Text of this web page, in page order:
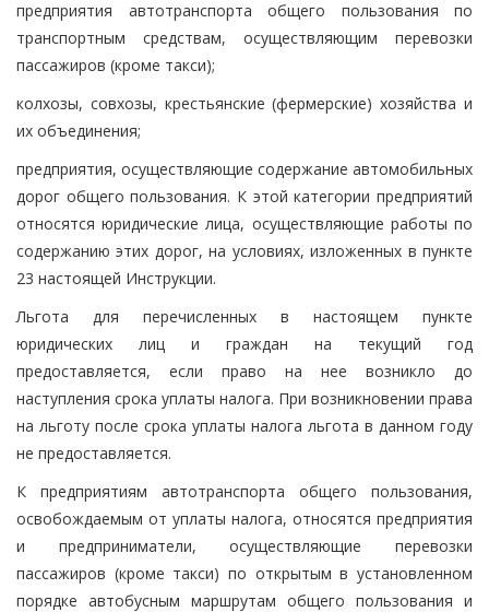
предприятия автотранспорта общего пользования по
транспортным средствам, осуществляющим перевозки
пассажиров (кроме такси);
колхозы, совхозы, крестьянские (фермерские) хозяйства и
их объединения;
предприятия, осуществляющие содержание автомобильных
дорог общего пользования. К этой категории предприятий
относятся юридические лица, осуществляющие работы по
содержанию этих дорог, на условиях, изложенных в пункте
23 настоящей Инструкции.
Льгота для перечисленных в настоящем пункте
юридических лиц и граждан на текущий год
предоставляется, если право на нее возникло до
наступления срока уплаты налога. При возникновении права
на льготу после срока уплаты налога льгота в данном году
не предоставляется.
К предприятиям автотранспорта общего пользования,
освобождаемым от уплаты налога, относятся предприятия
и предприниматели, осуществляющие перевозки
пассажиров (кроме такси) по открытым в установленном
порядке автобусным маршрутам общего пользования и